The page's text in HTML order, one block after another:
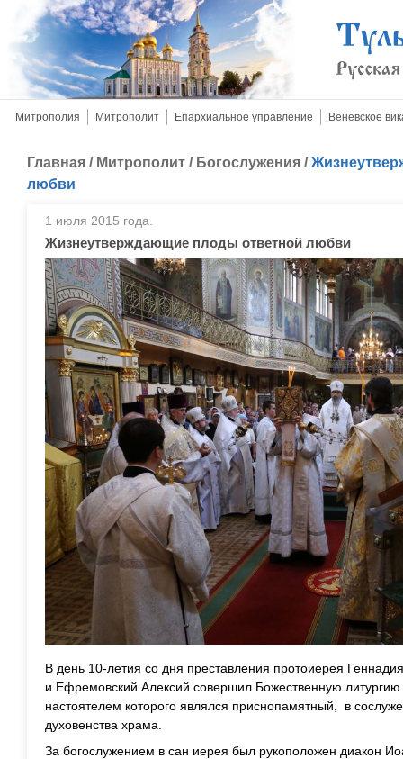
Митрополия Митрополит Епархиальное управление Веневское
Главная / Митрополит / Богослужения /
любви
1 июля 2015 года.
Жизнеутверждающие плоды ответной любви
В день 10-летия со дня преставления протоиерея
и Ефремовский Алексий совершил Божественную
настоятелем которого являлся приснопамятный, в
духовенства храма.
За богослужением в сан иерея был рукоположен диакон